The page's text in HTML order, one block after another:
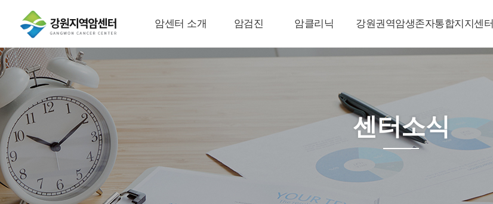
암센터 소개 암검진 암클리닉 강원권역암생존자통합지지센터
센터소식